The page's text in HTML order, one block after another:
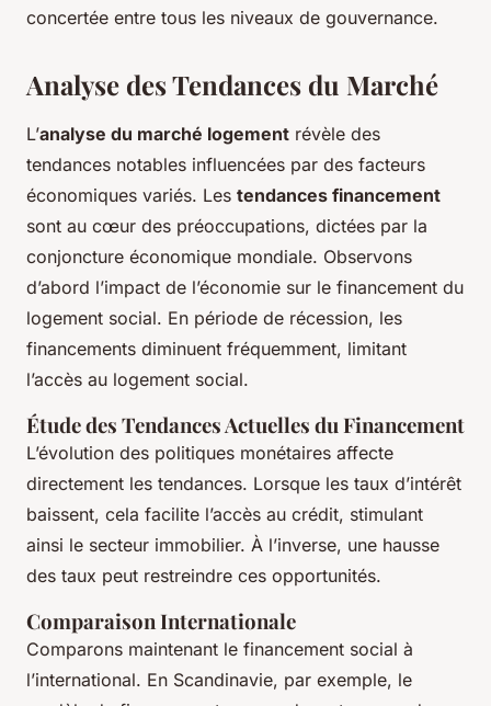
concertée entre tous les niveaux de gouvernance.
Analyse des Tendances du Marché
L’analyse du marché logement révèle des
tendances notables influencées par des facteurs
économiques variés. Les tendances financement
sont au cœur des préoccupations, dictées par la
conjoncture économique mondiale. Observons
d’abord l’impact de l’économie sur le financement du
logement social. En période de récession, les
financements diminuent fréquemment, limitant
l’accès au logement social.
Étude des Tendances Actuelles du Financement
L’évolution des politiques monétaires affecte
directement les tendances. Lorsque les taux d’intérêt
baissent, cela facilite l’accès au crédit, stimulant
ainsi le secteur immobilier. À l’inverse, une hausse
des taux peut restreindre ces opportunités.
Comparaison Internationale
Comparons maintenant le financement social à
l’international. En Scandinavie, par exemple, le